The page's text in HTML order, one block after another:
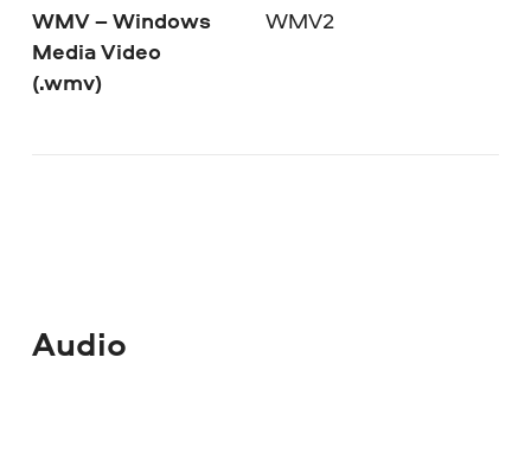
WMV – Windows
Media Video
(.wmv)
WMV2
Audio